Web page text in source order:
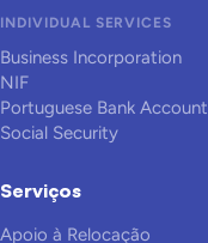
INDIVIDUAL SERVICES
Business Incorporation
NIF
Portuguese Bank Account
Social Security
Serviços
Apoio à Relocação